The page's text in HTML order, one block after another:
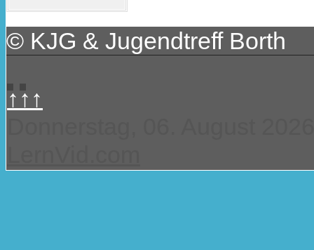
© KJG & Jugendtreff Borth
↑↑↑